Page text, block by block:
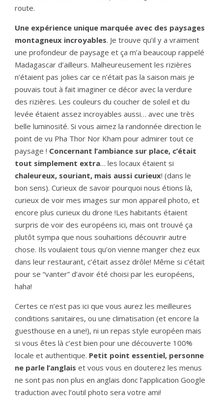
route.
Une expérience unique marquée avec des paysages
montagneux incroyables. Je trouve qu’il y a vraiment
une profondeur de paysage et ça m’a beaucoup rappelé
Madagascar d’ailleurs. Malheureusement les rizières
n’étaient pas jolies car ce n’était pas la saison mais je
pouvais tout à fait imaginer ce décor avec la verdure
des rizières. Les couleurs du coucher de soleil et du
levée étaient assez incroyables aussi… avec une très
belle luminosité. Si vous aimez la randonnée direction le
point de vu Pha Thor Nor Kham pour admirer tout ce
paysage ! Concernant l’ambiance sur place, c’était
tout simplement extra… les locaux étaient si
chaleureux, souriant, mais aussi curieux! (dans le
bon sens). Curieux de savoir pourquoi nous étions là,
curieux de voir mes images sur mon appareil photo, et
encore plus curieux du drone !Les habitants étaient
surpris de voir des européens ici, mais ont trouvé ça
plutôt sympa que nous souhaitions découvrir autre
chose. Ils voulaient tous qu’on vienne manger chez eux
dans leur restaurant, c’était assez drôle! Même si c’était
pour se “vanter” d’avoir été choisi par les européens,
haha!
Certes ce n’est pas ici que vous aurez les meilleures
conditions sanitaires, ou une climatisation (et encore la
guesthouse en a une!), ni un repas style européen mais
si vous êtes là c’est bien pour une découverte 100%
locale et authentique. Petit point essentiel, personne
ne parle l’anglais et vous vous en douterez les menus
ne sont pas non plus en anglais donc l’application Google
traduction avec l’outil photo sera votre ami!